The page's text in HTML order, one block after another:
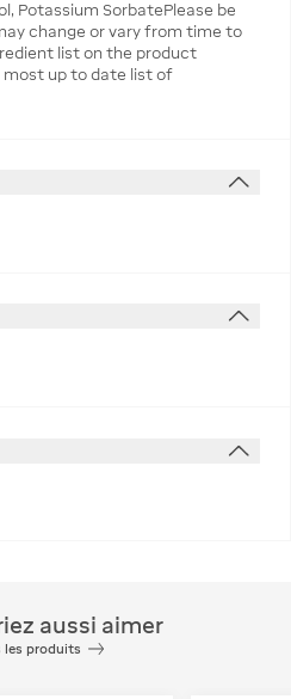
Potassium SorbatePlease be
change or vary from time to
list on the product
most up to date list of
aussi aimer
les produits